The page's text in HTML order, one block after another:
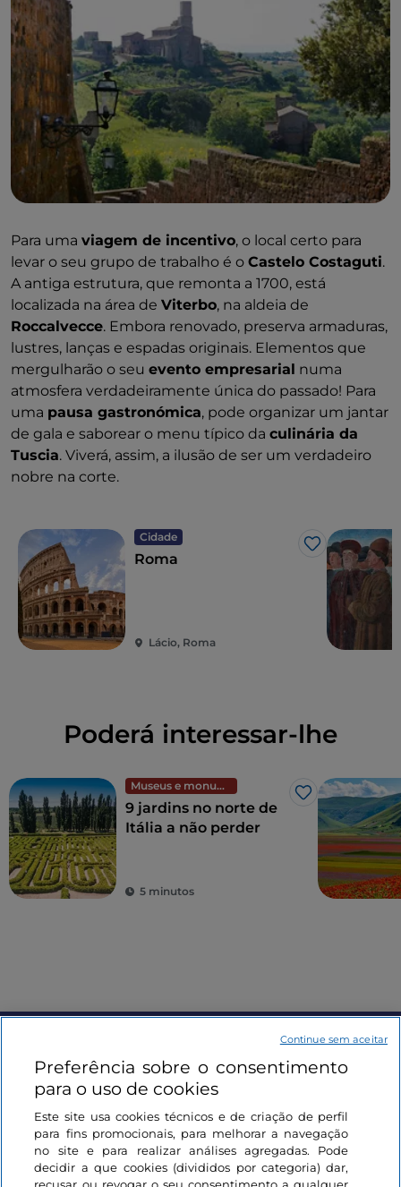
Para uma viagem de incentivo, o local certo para
levar o seu grupo de trabalho é o Castelo Costaguti.
A antiga estrutura, que remonta a 1700, está
localizada na área de Viterbo, na aldeia de
Roccalvecce. Embora renovado, preserva armaduras,
lustres, lanças e espadas originais. Elementos que
mergulharão o seu evento empresarial numa
atmosfera verdadeiramente única do passado! Para
uma pausa gastronómica, pode organizar um jantar
de gala e saborear o menu típico da culinária da
Tuscia. Viverá, assim, a ilusão de ser um verdadeiro
nobre na corte.
Cidade
Gosto
Roma
Lácio, Roma
Poderá interessar-lhe
Museus e monumentos
Gosto
9 jardins no norte de
Itália a não perder
5 minutos
Iniciar sessão
Preferência sobre o consentimento
para o uso de cookies
Este site usa cookies técnicos e de criação de perfil
para fins promocionais, para melhorar a navegação
no site e para realizar análises agregadas. Pode
decidir a que cookies (divididos por categoria) dar,
Continue sem aceitar